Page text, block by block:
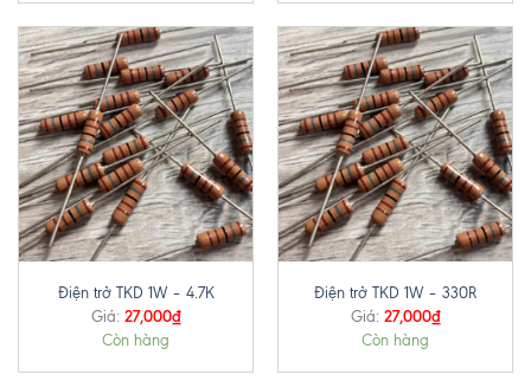
Điện trở TKD 1W – 4.7K
Giá: 27,000₫
Còn hàng
Điện trở TKD 1W – 330R
Giá: 27,000₫
Còn hàng